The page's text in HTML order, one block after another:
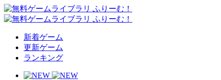
新着ゲーム
更新ゲーム
ランキング